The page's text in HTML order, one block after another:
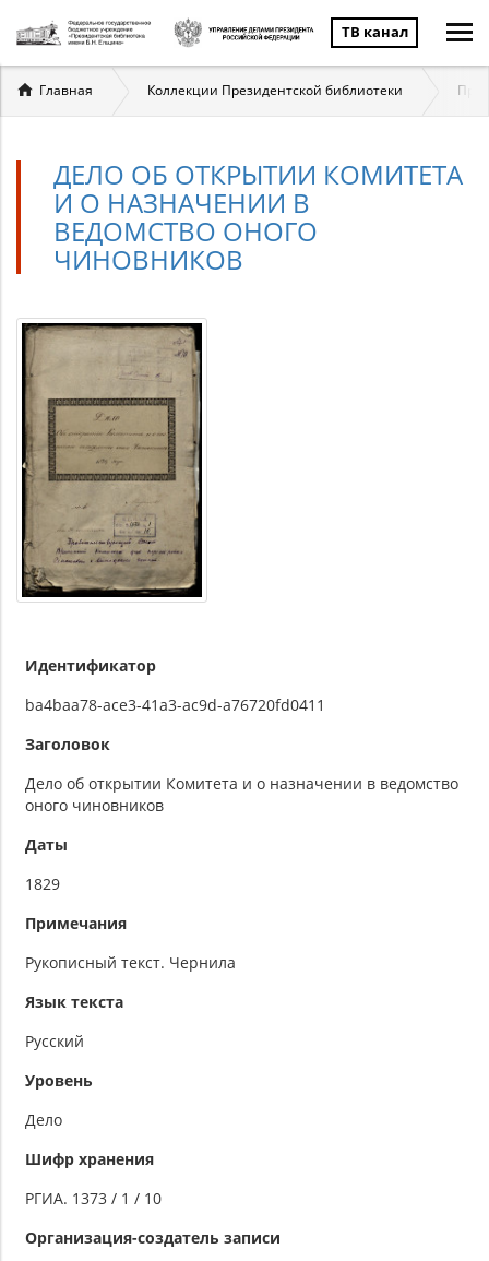
ТВ канал
Вы
здесь
Главная Коллекции Президентской библиотеки
ДЕЛО ОБ ОТКРЫТИИ КОМИТЕТА
И О НАЗНАЧЕНИИ В
ВЕДОМСТВО ОНОГО
ЧИНОВНИКОВ
Идентификатор
ba4baa78-ace3-41a3-ac9d-a76720fd0411
Заголовок
Дело об открытии Комитета и о назначении в ведомство
оного чиновников
Даты
1829
Примечания
Рукописный текст. Чернила
Язык текста
Русский
Уровень
Дело
Шифр хранения
РГИА. 1373 / 1 / 10
Организация-создатель записи